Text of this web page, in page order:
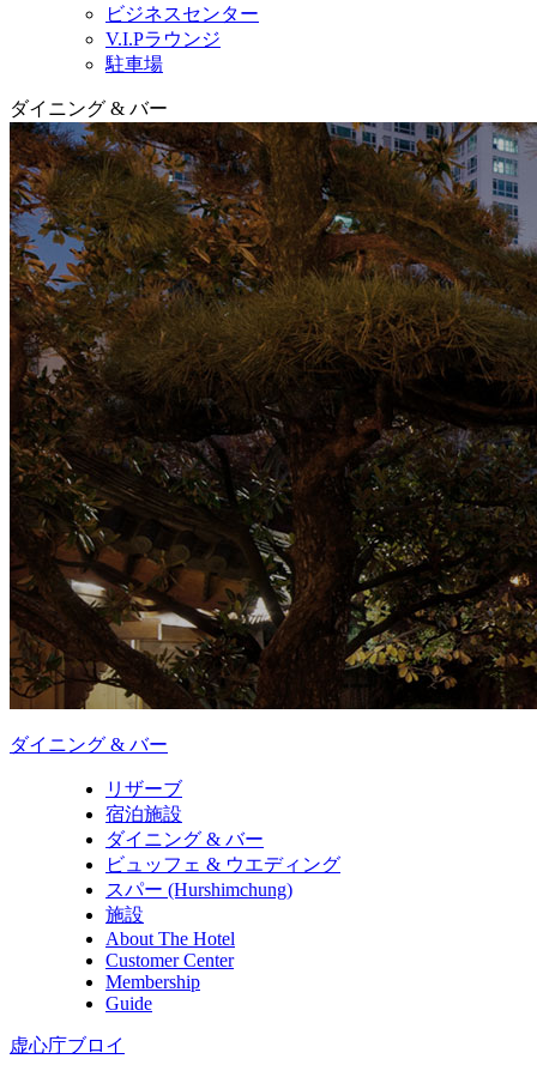
ビジネスセンター
V.I.Pラウンジ
駐車場
ダイニング & バー
ダイニング & バー
リザーブ
宿泊施設
ダイニング & バー
ビュッフェ & ウエディング
スパー (Hurshimchung)
施設
About The Hotel
Customer Center
Membership
Guide
虚心庁ブロイ